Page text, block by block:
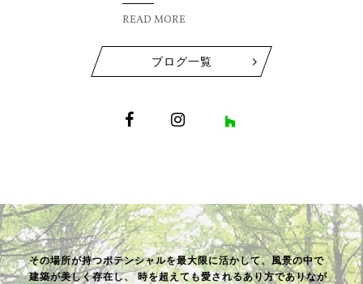
READ MORE
ブログ一覧
その場所が持つポテンシャルを最大限に活かして、風景の中で
建築が美しく存在し、時を超えても愛されるあり方でありなが